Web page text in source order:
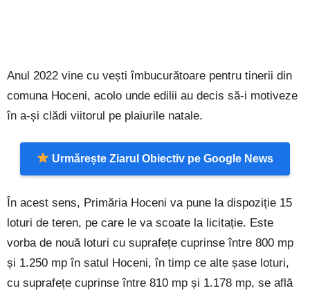
Anul 2022 vine cu vești îmbucurătoare pentru tinerii din
comuna Hoceni, acolo unde edilii au decis să-i motiveze
în a-și clădi viitorul pe plaiurile natale.
Urmărește Ziarul Obiectiv pe Google News
În acest sens, Primăria Hoceni va pune la dispoziție 15
loturi de teren, pe care le va scoate la licitație. Este
vorba de nouă loturi cu suprafețe cuprinse între 800 mp
și 1.250 mp în satul Hoceni, în timp ce alte șase loturi,
cu suprafețe cuprinse între 810 mp și 1.178 mp, se află